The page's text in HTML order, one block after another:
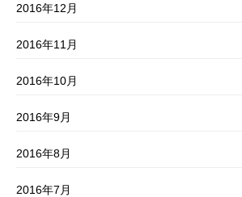
2016年12月
2016年11月
2016年10月
2016年9月
2016年8月
2016年7月